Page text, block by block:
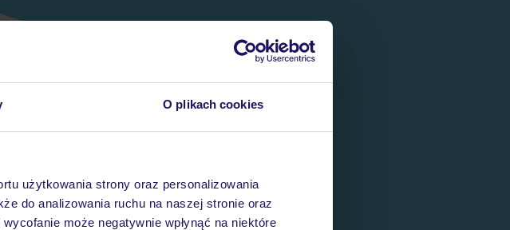
O plikach cookies
użytkowania strony oraz personalizowania
do analizowania ruchu na naszej stronie oraz
może negatywnie wpłynąć na niektóre